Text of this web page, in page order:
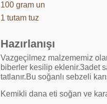
100 gram un
1 tutam tuz
Hazırlanışı
Vazgeçilmez malzememiz
biberler kesilip eklenir.3adet
tatlanır.Bu soğanlı sebzeli
Kemikli dana eti soğan ve